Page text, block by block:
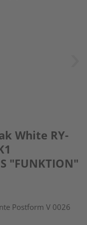
White RY-
"FUNKTION"
Postform V 0026